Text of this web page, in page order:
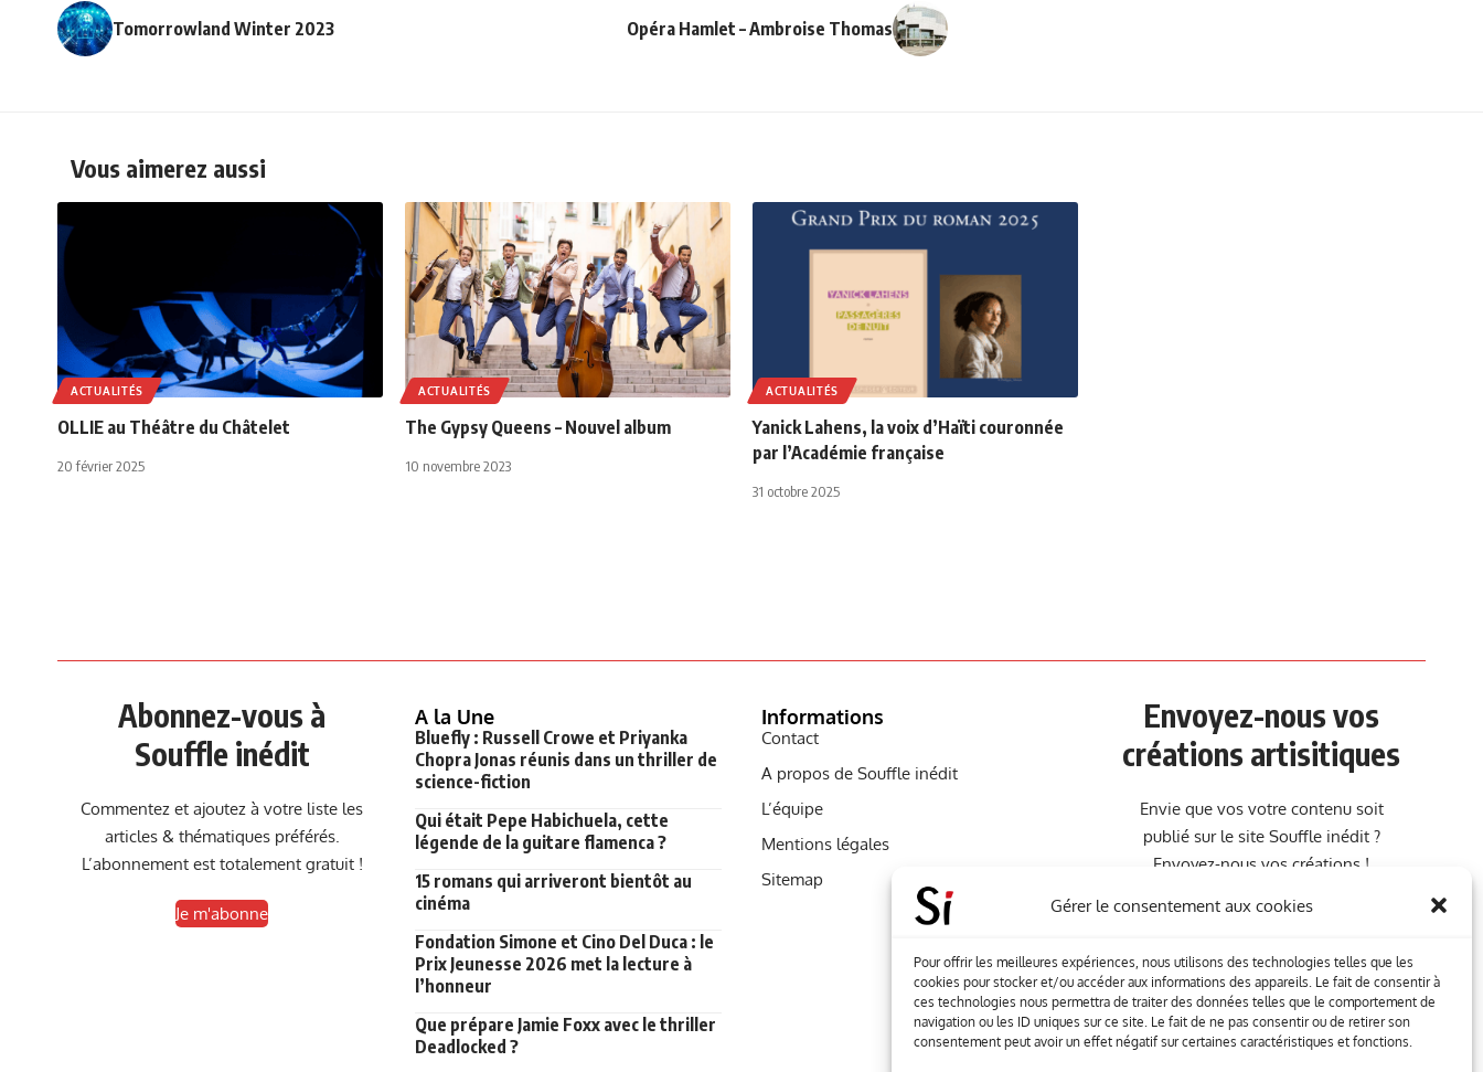
Gérer le consentement aux cookies
Pour offrir les meilleures expériences, nous utilisons des technologies telles que les
cookies pour stocker et/ou accéder aux informations des appareils. Le fait de consentir à
ces technologies nous permettra de traiter des données telles que le comportement de
navigation ou les ID uniques sur ce site. Le fait de ne pas consentir ou de retirer son
consentement peut avoir un effet négatif sur certaines caractéristiques et fonctions.
Tomorrowland Winter 2023 Opéra Hamlet – Ambroise Thomas
Vous aimerez aussi
ACTUALITÉS
OLLIE au Théâtre du Châtelet
20 février 2025
ACTUALITÉS
The Gypsy Queens – Nouvel album
10 novembre 2023
ACTUALITÉS
Yanick Lahens, la voix d’Haïti couronnée
par l’Académie française
31 octobre 2025
Abonnez-vous à
Souffle inédit
Commentez et ajoutez à votre liste les
articles & thématiques préférés.
L’abonnement est totalement gratuit !
Je m'abonne
A la Une
Bluefly : Russell Crowe et Priyanka
Chopra Jonas réunis dans un thriller de
science-fiction
Qui était Pepe Habichuela, cette
légende de la guitare flamenca ?
15 romans qui arriveront bientôt au
cinéma
Fondation Simone et Cino Del Duca : le
Prix Jeunesse 2026 met la lecture à
l’honneur
Que prépare Jamie Foxx avec le thriller
Deadlocked ?
Informations
Contact
A propos de Souffle inédit
L’équipe
Mentions légales
Sitemap
Envoyez-nous vos
créations artisitiques
Envie que vos votre contenu soit
publié sur le site Souffle inédit ?
Envoyez-nous vos créations !
Contact